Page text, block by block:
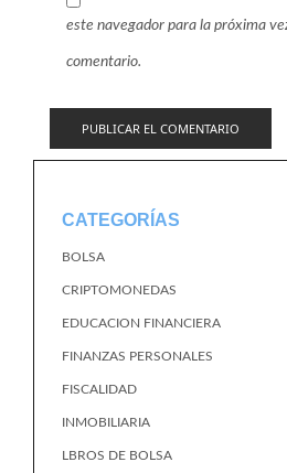
este navegador para la próxima
comentario.
CATEGORÍAS
BOLSA
CRIPTOMONEDAS
EDUCACION FINANCIERA
FINANZAS PERSONALES
FISCALIDAD
INMOBILIARIA
LBROS DE BOLSA